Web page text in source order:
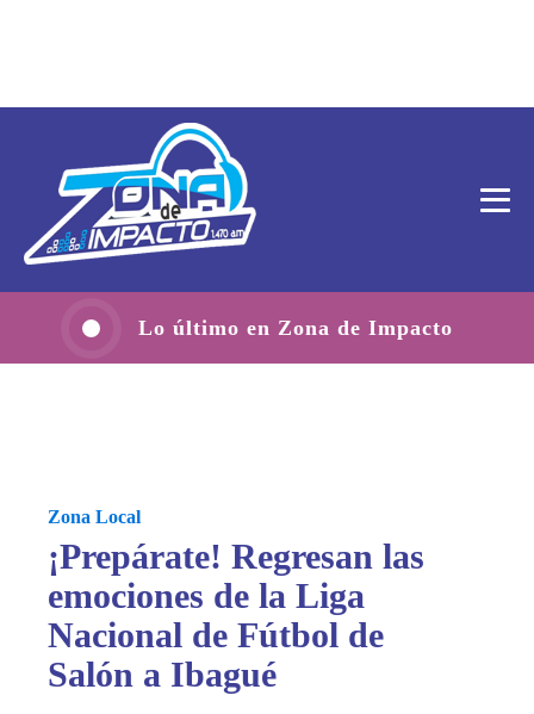
Lo último en Zona de Impacto
Zona Local
¡Prepárate! Regresan las
emociones de la Liga
Nacional de Fútbol de
Salón a Ibagué